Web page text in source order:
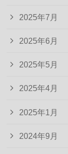
2025年7月
2025年6月
2025年5月
2025年4月
2025年1月
2024年9月